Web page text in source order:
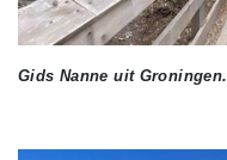
Gids Nanne uit Groningen.